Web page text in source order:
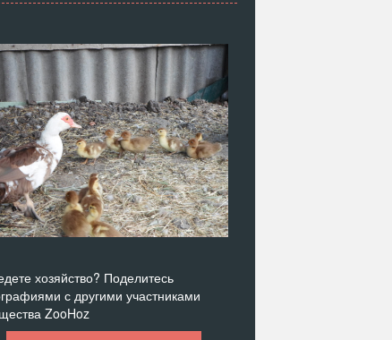
хозяйство? Поделитесь
с другими участниками
ZooHoz